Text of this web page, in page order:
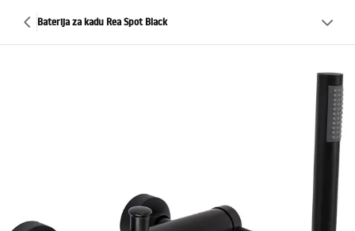
Baterija za kadu Rea Spot Black